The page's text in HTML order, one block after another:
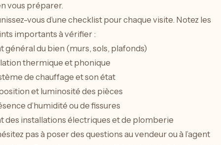
vous préparer.
vous d’une checklist pour chaque visite. Notez les
importants à vérifier :
général du bien (murs, sols, plafonds)
thermique et phonique
de chauffage et son état
et luminosité des pièces
d’humidité ou de fissures
des installations électriques et de plomberie
pas à poser des questions au vendeur ou à l’agent